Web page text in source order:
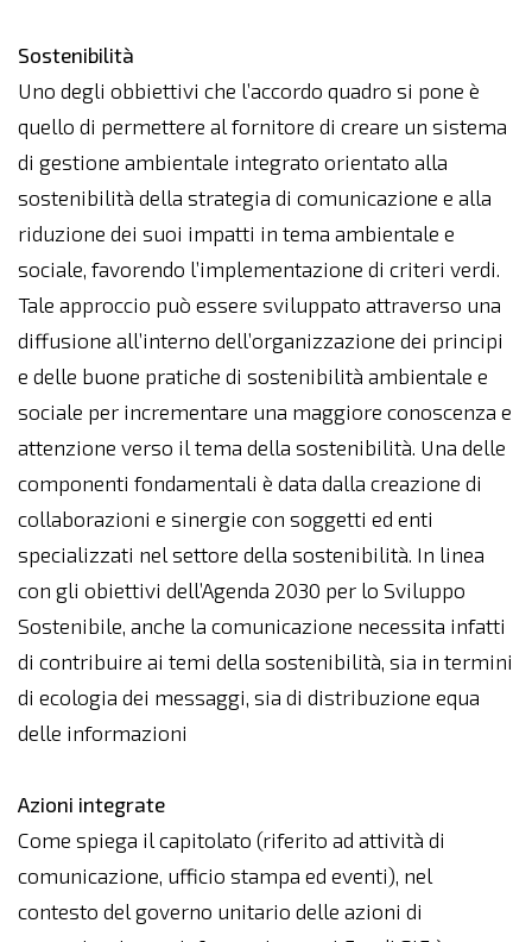
Sostenibilità
Uno degli obbiettivi che l’accordo quadro si pone è
quello di permettere al fornitore di creare un sistema
di gestione ambientale integrato orientato alla
sostenibilità della strategia di comunicazione e alla
riduzione dei suoi impatti in tema ambientale e
sociale, favorendo l’implementazione di criteri verdi.
Tale approccio può essere sviluppato attraverso una
diffusione all’interno dell’organizzazione dei principi
e delle buone pratiche di sostenibilità ambientale e
sociale per incrementare una maggiore conoscenza e
attenzione verso il tema della sostenibilità. Una delle
componenti fondamentali è data dalla creazione di
collaborazioni e sinergie con soggetti ed enti
specializzati nel settore della sostenibilità. In linea
con gli obiettivi dell’Agenda 2030 per lo Sviluppo
Sostenibile, anche la comunicazione necessita infatti
di contribuire ai temi della sostenibilità, sia in termini
di ecologia dei messaggi, sia di distribuzione equa
delle informazioni
Azioni integrate
Come spiega il capitolato (riferito ad attività di
comunicazione, ufficio stampa ed eventi), nel
contesto del governo unitario delle azioni di